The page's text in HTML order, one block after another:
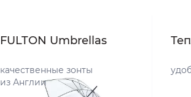
FULTON Umbrellas
качественные зонты
из Англии